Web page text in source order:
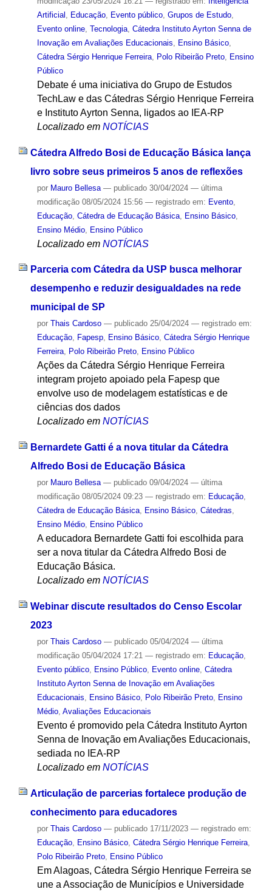
Artificial , Educação, Evento público, Grupos de Estudo,
Evento online, Tecnologia, Cátedra Instituto Ayrton Senna de
Inovação em Avaliações Educacionais, Ensino Básico,
Cátedra Sérgio Henrique Ferreira, Polo Ribeirão Preto, Ensino
Público
Debate é uma iniciativa do Grupo de Estudos
TechLaw e das Cátedras Sérgio Henrique Ferreira
e Instituto Ayrton Senna, ligados ao IEA-RP
Localizado em NOTÍCIAS
Cátedra Alfredo Bosi de Educação Básica lança
livro sobre seus primeiros 5 anos de reflexões
por Mauro Bellesa — publicado30/04/2024 — última
modificação08/05/2024 15:56 — registrado em: Evento,
Educação, Cátedra de Educação Básica, Ensino Básico,
Ensino Médio, Ensino Público
Localizado em NOTÍCIAS
Parceria com Cátedra da USP busca melhorar
desempenho e reduzir desigualdades na rede
municipal de SP
por Thais Cardoso — publicado25/04/2024 — registrado em:
Educação, Fapesp, Ensino Básico, Cátedra Sérgio Henrique
Ferreira, Polo Ribeirão Preto, Ensino Público
Ações da Cátedra Sérgio Henrique Ferreira
integram projeto apoiado pela Fapesp que
envolve uso de modelagem estatísticas e de
ciências dos dados
Localizado em NOTÍCIAS
Bernardete Gatti é a nova titular da Cátedra
Alfredo Bosi de Educação Básica
por Mauro Bellesa — publicado09/04/2024 — última
modificação08/05/2024 09:23 — registrado em: Educação,
Cátedra de Educação Básica, Ensino Básico, Cátedras,
Ensino Médio, Ensino Público
A educadora Bernardete Gatti foi escolhida para
ser a nova titular da Cátedra Alfredo Bosi de
Educação Básica.
Localizado em NOTÍCIAS
Webinar discute resultados do Censo Escolar
2023
por Thais Cardoso — publicado05/04/2024 — última
modificação05/04/2024 17:21 — registrado em: Educação,
Evento público, Ensino Público, Evento online, Cátedra
Instituto Ayrton Senna de Inovação em Avaliações
Educacionais
Ensino Básico, Polo Ribeirão Preto,
Ensino
Médio, Avaliações Educacionais
Evento é promovido pela Cátedra Instituto Ayrton
Senna de Inovação em Avaliações Educacionais,
sediada no IEA-RP
Localizado em NOTÍCIAS
Articulação de parcerias fortalece produção de
conhecimento para educadores
por Thais Cardoso — publicado17/11/2023 — registrado em:
Educação, Ensino Básico, Cátedra Sérgio Henrique Ferreira,
Polo Ribeirão Preto, Ensino Público
Em Alagoas, Cátedra Sérgio Henrique Ferreira se
une a Associação de Municípios e Universidade